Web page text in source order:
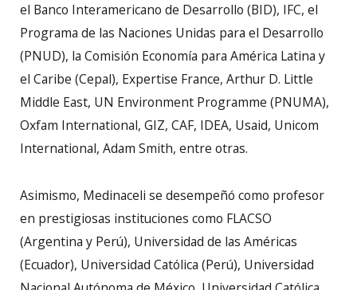
el Banco Interamericano de Desarrollo (BID), IFC, el
Programa de las Naciones Unidas para el Desarrollo
(PNUD), la Comisión Economía para América Latina y
el Caribe (Cepal), Expertise France, Arthur D. Little
Middle East, UN Environment Programme (PNUMA),
Oxfam International, GIZ, CAF, IDEA, Usaid, Unicom
International, Adam Smith, entre otras.
Asimismo, Medinaceli se desempeñó como profesor
en prestigiosas instituciones como FLACSO
(Argentina y Perú), Universidad de las Américas
(Ecuador), Universidad Católica (Perú), Universidad